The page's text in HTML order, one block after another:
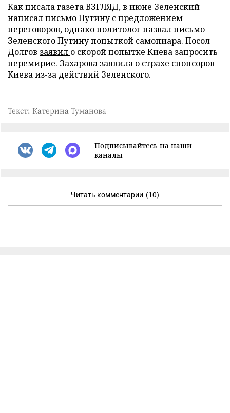
Как писала газета ВЗГЛЯД, в июне Зеленский
написалписьмо Путину с предложением
переговоров, однако политолог назвал письмо
Зеленского Путину попыткой самопиара. Посол
Долгов заявил о скорой попытке Киева запросить
перемирие. Захарова заявила о страхе спонсоров
Киева из-за действий Зеленского.
Текст: Катерина Туманова
Подписывайтесь на наши
каналы
Читать комментарии (10)